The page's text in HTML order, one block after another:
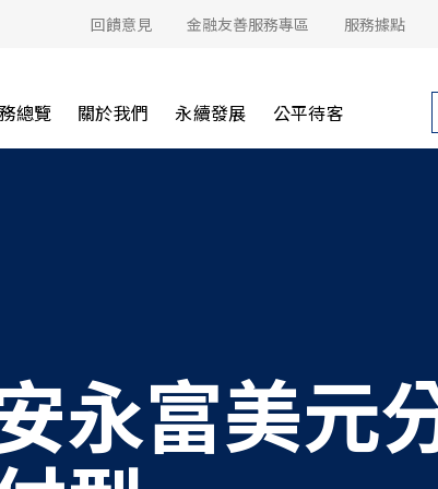
回饋意見 金融友善服務專區 服務據點
總覽 關於我們 永續發展 公平待客
永富美元